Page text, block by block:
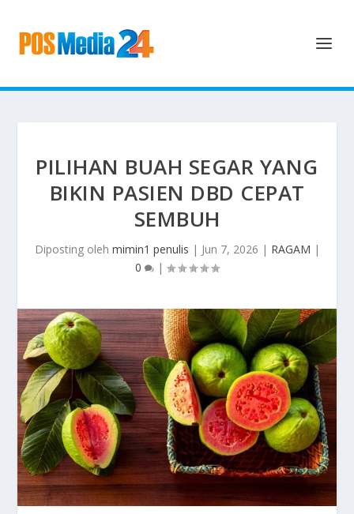
PILIHAN BUAH SEGAR YANG
BIKIN PASIEN DBD CEPAT
SEMBUH
Diposting oleh mimin1 penulis | Jun 7, 2026 | RAGAM |
0
|